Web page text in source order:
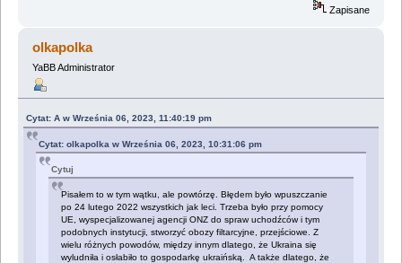
Zapisane
olkapolka
YaBB Administrator
Cytat: A w Września 06, 2023, 11:40:19 pm
Cytat: olkapolka w Września 06, 2023, 10:31:06 pm
Cytuj
Pisałem to w tym wątku, ale powtórzę. Błędem było wpuszczanie
po 24 lutego 2022 wszystkich jak leci. Trzeba było przy pomocy
UE, wyspecjalizowanej agencji ONZ do spraw uchodźców i tym
podobnych instytucji, stworzyć obozy filtarcyjne, przejściowe. Z
wielu różnych powodów, między innym dlatego, że Ukraina się
wyludniła i osłabiło to gospodarkę ukraińską. A także dlatego, że